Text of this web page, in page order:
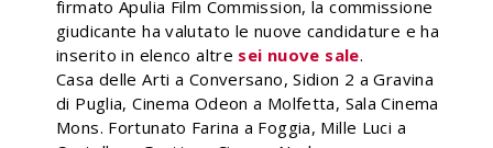
firmato Apulia Film Commission, la commissione
giudicante ha valutato le nuove candidature e ha
inserito in elenco altre sei nuove sale.
Casa delle Arti a Conversano, Sidion 2 a Gravina
di Puglia, Cinema Odeon a Molfetta, Sala Cinema
Mons. Fortunato Farina a Foggia, Mille Luci a